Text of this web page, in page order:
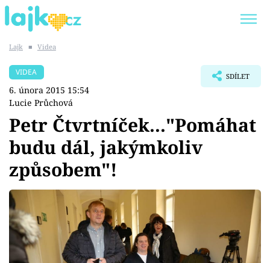
SHOPAHOLICADEL
Témata
Showbyznys
Youtubeři
Virály
Lajk ■ Videa
VIDEA
6. února 2015 15:54
Lucie Průchová
SDÍLET
Petr Čtvrtníček..."Pomáhat
budu dál, jakýmkoliv
způsobem"!